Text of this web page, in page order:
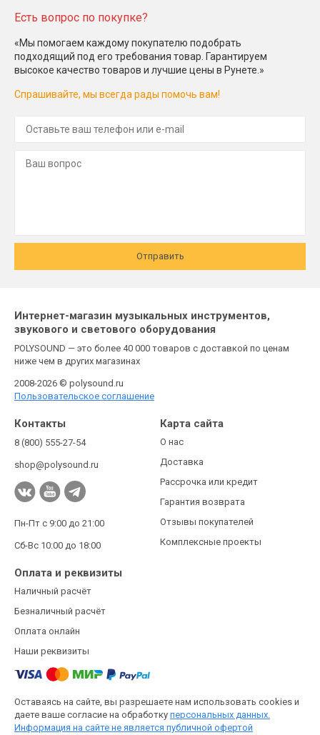
Есть вопрос по покупке?
«Мы помогаем каждому покупателю подобрать
подходящий под его требования товар. Гарантируем
высокое качество товаров и лучшие цены в Рунете.»
Спрашивайте, мы всегда рады помочь вам!
Отправить
Интернет-магазин музыкальных инструментов,
звукового и светового оборудования
POLYSOUND — это более 40 000 товаров с доставкой по ценам
ниже чем в других магазинах
2008-2026 © polysound.ru
Пользовательское соглашение
Контакты
8 (800) 555-27-54
shop@polysound.ru
Пн-Пт с 9:00 до 21:00
Сб-Вс 10:00 до 18:00
Карта сайта
О нас
Доставка
Рассрочка или кредит
Гарантия возврата
Отзывы покупателей
Комплексные проекты
Оплата и реквизиты
Наличный расчёт
Безналичный расчёт
Оплата онлайн
Наши реквизиты
Оставаясь на сайте, вы разрешаете нам использовать cookies и
даете ваше согласие на обработку персональных данных.
Информация на сайте не является публичной офертой